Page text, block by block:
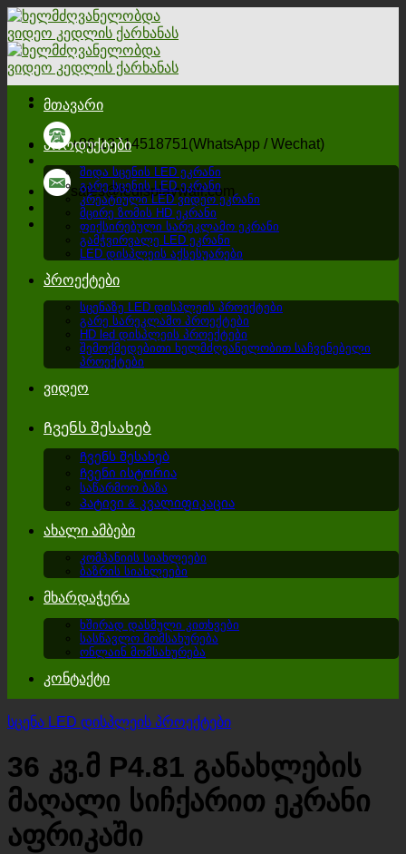
გადადით
შინაარსზე
+86 13714518751(WhatsApp / Wechat)
sales@ledisplaywall.com
მთავარი
პროდუქტები
შიდა სცენის LED ეკრანი
გარე სცენის LED ეკრანი
კრეატიული LED ვიდეო ეკრანი
მცირე ზომის HD ეკრანი
ფიქსირებული სარეკლამო ეკრანი
გამჭვირვალე LED ეკრანი
LED დისპლეის აქსესუარები
პროექტები
სცენაზე LED დისპლეის პროექტები
გარე სარეკლამო პროექტები
HD led დისპლეის პროექტები
შემოქმედებითი ხელმძღვანელობით საჩვენებელი
პროექტები
ვიდეო
Ჩვენს შესახებ
Ჩვენს შესახებ
Ჩვენი ისტორია
საწარმოო ბაზა
Პატივი & კვალიფიკაცია
ახალი ამბები
კომპანიის სიახლეები
ბაზრის სიახლეები
მხარდაჭერა
ხშირად დასმული კითხვები
სასწავლო მომსახურება
ონლაინ მომსახურება
კონტაქტი
სცენა LED დისპლეის პროექტები
36 კვ.მ P4.81 განახლების
მაღალი სიჩქარით ეკრანი
აფრიკაში